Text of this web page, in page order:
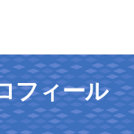
フィール